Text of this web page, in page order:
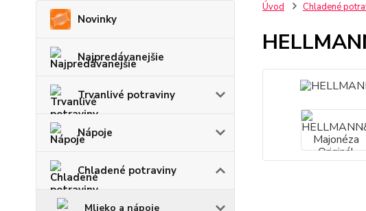
Novinky
Najpredávanejšie
Trvanlivé potraviny
Nápoje
Chladené potraviny
Mlieko a nápoje
Úvod Chladené